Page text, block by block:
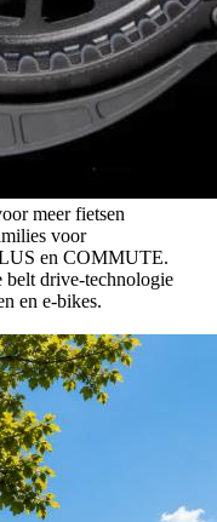
meer fietsen
voor
en COMMUTE.
belt drive-technologie
en e-bikes.